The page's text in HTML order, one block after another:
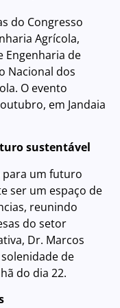
do Congresso
Agrícola,
Engenharia de
Nacional dos
O evento
em Jandaia
sustentável
para um futuro
ser um espaço de
reunindo
do setor
Dr. Marcos
de
do dia 22.